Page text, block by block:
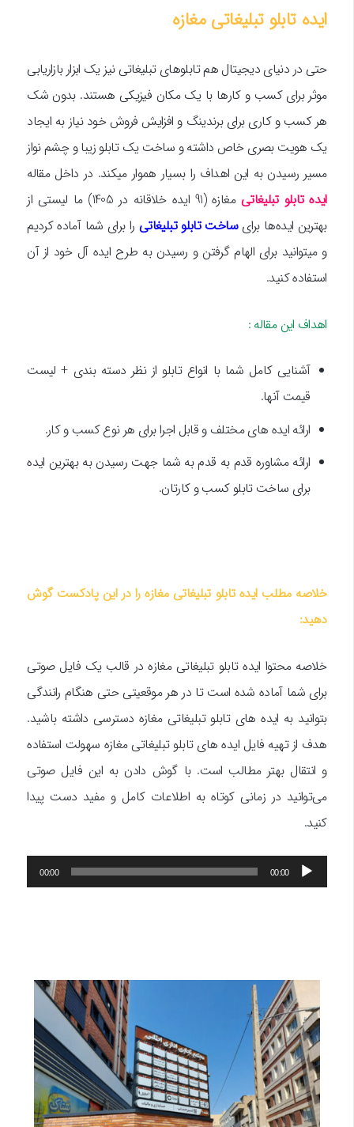
ایده تابلو تبلیغاتی مغازه
حتی در دنیای دیجیتال هم تابلوهای تبلیغاتی نیز یک ابزار بازاریابی
موثر برای کسب و کارها با یک مکان فیزیکی هستند. بدون شک
هر کسب و کاری برای برندینگ و افزایش فروش خود نیاز به ایجاد
یک هویت بصری خاص داشته و ساخت یک تابلو زیبا و چشم نواز
مسیر رسیدن به این اهداف را بسیار هموار میکند. در داخل مقاله
ایده تابلو تبلیغاتی
مغازه (91 ایده خلاقانه در 1405) ما لیستی از
بهترین ایده‌ها برایساخت تابلو تبلیغاتی را برای شما آماده کردیم
و میتوانید برای الهام گرفتن و رسیدن به طرح ایده آل خود از آن
استفاده کنید.
اهداف این مقاله :
آشنایی کامل شما با انواع تابلو از نظر دسته بندی + لیست
قیمت آنها.
ارائه ایده های مختلف و قابل اجرا برای هر نوع کسب و کار.
ارائه مشاوره قدم به قدم به شما جهت رسیدن به بهترین ایده
برای ساخت تابلو کسب و کارتان.
خلاصه مطلب ایده تابلو تبلیغاتی مغازه را در این پادکست گوش
دهید:
خلاصه محتوا ایده تابلو تبلیغاتی مغازه در قالب یک فایل صوتی
برای شما آماده شده است تا در هر موقعیتی حتی هنگام رانندگی
بتوانید به ایده های تابلو تبلیغاتی مغازه دسترسی داشته باشید.
هدف از تهیه فایل ایده های تابلو تبلیغاتی مغازه سهولت استفاده
و انتقال بهتر مطالب است. با گوش دادن به این فایل صوتی
می‌توانید در زمانی کوتاه به اطلاعات کامل و مفید دست پیدا
کنید.
پخش‌کننده
صوت
00:00
00:00